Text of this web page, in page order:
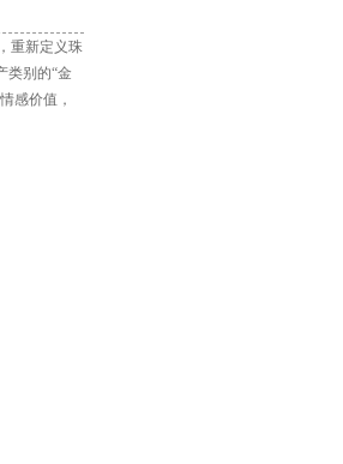
重新定义珠
类别的“金
感价值，